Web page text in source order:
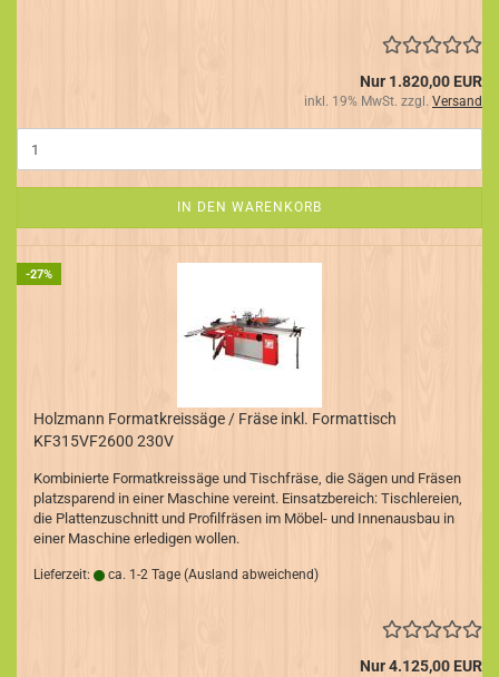
Nur 1.820,00 EUR
inkl. 19% MwSt. zzgl. Versand
IN DEN WARENKORB
-27%
Holzmann Formatkreissäge / Fräse inkl. Formattisch
KF315VF2600 230V
Kombinierte Formatkreissäge und Tischfräse, die Sägen und Fräsen
platzsparend in einer Maschine vereint. Einsatzbereich: Tischlereien,
die Plattenzuschnitt und Profilfräsen im Möbel- und Innenausbau in
einer Maschine erledigen wollen.
Lieferzeit: ca. 1-2 Tage (Ausland abweichend)
Nur 4.125,00 EUR